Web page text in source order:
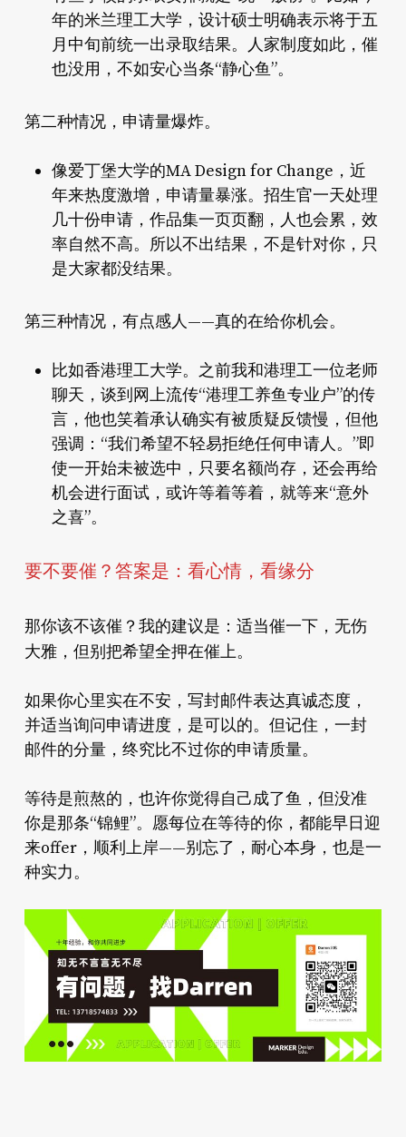
年的米兰理工大学，设计硕士明确表示将于五
月中旬前统一出录取结果。人家制度如此，催
也没用，不如安心当条“静心鱼”。
第二种情况， 申请量爆炸。
像爱丁堡大学的MA Design for Change，近
年来热度激增，申请量暴涨。招生官一天处理
几十份申请，作品集一页页翻，人也会累，效
率自然不高。所以不出结果，不是针对你，只
是大家都没结果。
第三种情况，有点感人——真的在给你机会。
比如香港理工大学。之前我和港理工一位老师
聊天，谈到网上流传“港理工养鱼专业户”的传
言，他也笑着承认确实有被质疑反馈慢，但他
强调：“我们希望不轻易拒绝任何申请人。”即
使一开始未被选中，只要名额尚存，还会再给
机会进行面试，或许等着等着，就等来“意外
之喜”。
要不要催？答案是：看心情，看缘分
那你该不该催？我的建议是： 适当催一下，无伤
大雅，但别把希望全押在催上。
如果你心里实在不安，写封邮件表达真诚态度，
并适当询问申请进度，是可以的。但记住，一封
邮件的分量，终究比不过你的申请质量。
等待是煎熬的，也许你觉得自己成了鱼，但没准
你是那条“锦鲤”。愿每位在等待的你，都能早日迎
来offer，顺利上岸——别忘了，耐心本身，也是一
种实力。